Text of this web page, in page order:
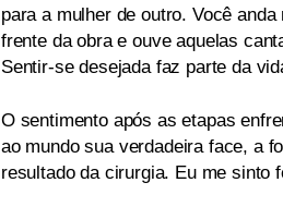
para a mulher de outro. Você
frente da obra e ouve aquelas
Sentir-se desejada faz parte da
O sentimento após as etapas
ao mundo sua verdadeira face, a
resultado da cirurgia. Eu me sinto